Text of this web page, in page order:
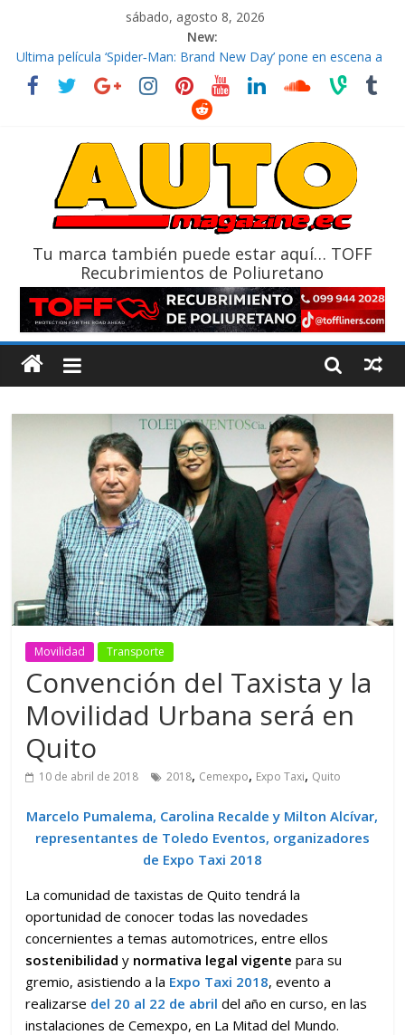
sábado, agosto 8, 2026
New:
El costo de tener un vehículo gana protagonismo a la hora de
decidir
Ultima película ‘Spider‑Man: Brand New Day’ pone en escena a
La Vuelta al Ecuador 2026, edición 47ª, recorre 7 provincias en 8
La FEDAK recibe 12 Sinotruk Bolden para cubrir las rutas de La
Vuelta
Tu marca también puede estar aquí… TOFF
Recubrimientos de Poliuretano
Movilidad Transporte
Convención del Taxista y la
Movilidad Urbana será en
Quito
10 de abril de 2018 2018, Cemexpo, Expo Taxi, Quito
Marcelo Pumalema, Carolina Recalde y Milton Alcívar,
representantes de Toledo Eventos, organizadores
de Expo Taxi 2018
La comunidad de taxistas de Quito tendrá la
oportunidad de conocer todas las novedades
concernientes a temas automotrices, entre ellos
sostenibilidad y normativa legal vigente para su
gremio, asistiendo a la Expo Taxi 2018, evento a
realizarse del 20 al 22 de abril del año en curso, en las
instalaciones de Cemexpo, en La Mitad del Mundo.